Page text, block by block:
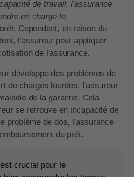
de travail, l'assurance
en charge le
Cependant, en raison du
l'assureur peut appliquer
de l'assurance.
développe des problèmes de
de charges lourdes, l'assureur
de la garantie. Cela
se retrouve en incapacité de
problème de dos, l'assurance
du prêt.
est crucial pour le